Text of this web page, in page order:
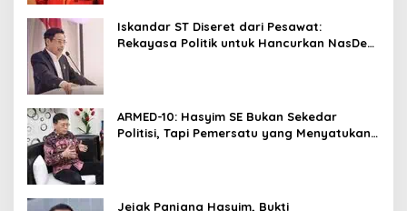
Iskandar ST Diseret dari Pesawat:
Rekayasa Politik untuk Hancurkan NasDem
ARMED-10: Hasyim SE Bukan Sekedar
Politisi, Tapi Pemersatu yang Menyatukan
Jejak Panjang Hasyim, Bukti